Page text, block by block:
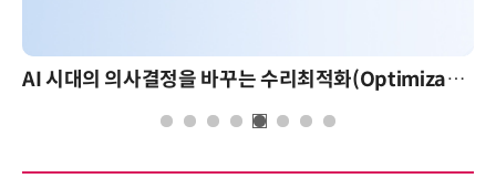
AI 시대의 의사결정을 바꾸는 수리최적화(Optimization): 실제 산업 적용 사례와 활용 전략